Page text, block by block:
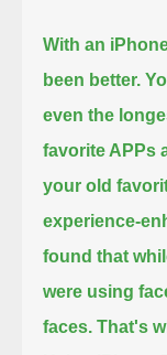
With an
been better.
even the
favorite APPs
your old
experience-
found that
were using
faces. That's